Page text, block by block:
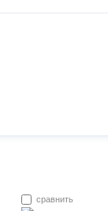
сравнить